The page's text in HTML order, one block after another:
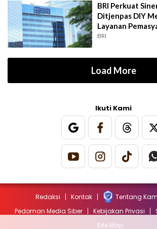
BRI Perkuat
Ditjenpas DIY
Layanan
BRI
Load More
Ikuti Kami
Redaksi Kontak Tentang
Pedoman Media Siber
Kebijakan Privasi
Site Map